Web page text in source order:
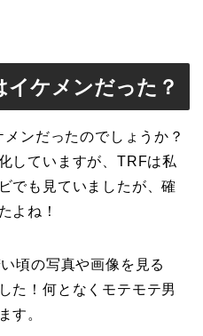
ケメンだった？
ンだったのでしょうか？
していますが、TRFは私
でも見ていましたが、確
よね！
頃の写真や画像を見る
た！何となくモテモテ男
す。